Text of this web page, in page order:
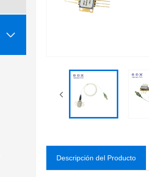

Descripción del Producto